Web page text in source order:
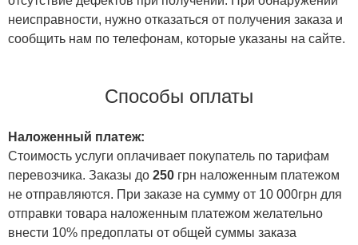
неисправности, нужно отказаться от получения заказа и
сообщить нам по телефонам, которые указаны на сайте.
Способы оплаты
Наложенный платеж:
Стоимость услуги оплачивает покупатель по тарифам
перевозчика. Заказы до 250 грн наложенным платежом
не отправляются. При заказе на сумму от 10 000грн для
отправки товара наложенным платежом желательно
внести 10% предоплаты от общей суммы заказа